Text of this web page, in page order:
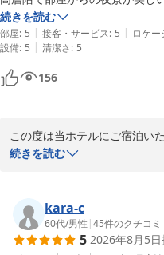
豊富なメニューに加え、アイ
ようで、何よりでございます
一日の活力となる朝食は、特
ので、大満足とのお言葉をい
ます。
これからもお客様に非日常の
の向上に努めてまいります。
またのお越しを、スタッフ一
スターゲイトホテル関西エ
ＨＯＴＥＬ）
2026-07-27
続きを読む
部屋: 5 | 接客・サービス: 5 | ロケー
設備: 5 | 清潔さ: 5
156
この度は当ホテルにご宿泊い
す。
高層階ならではの煌びやかな
ます。
続きを読む
kara-c
60代/男性 |45件のクチコミ
5 2026年8月5日